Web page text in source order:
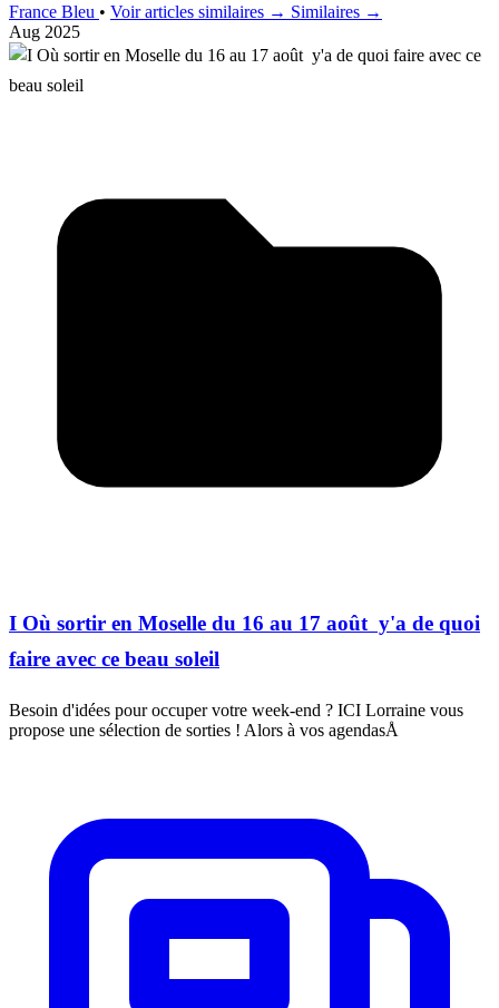
France Bleu • Voir articles similaires → Similaires →
Aug 2025
I Où sortir en Moselle du 16 au 17 août  y'a de quoi
faire avec ce beau soleil
Besoin d'idées pour occuper votre week-end ? ICI Lorraine vous
propose une sélection de sorties ! Alors à vos agendasÅ